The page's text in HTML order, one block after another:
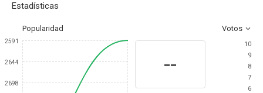
Estadísticas
Popularidad Votos
2591
2644
2698
--
10
9
8
7
6